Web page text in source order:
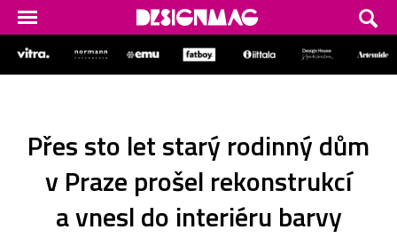
Přes sto let starý rodinný dům
v Praze prošel rekonstrukcí
a vnesl do interiéru barvy